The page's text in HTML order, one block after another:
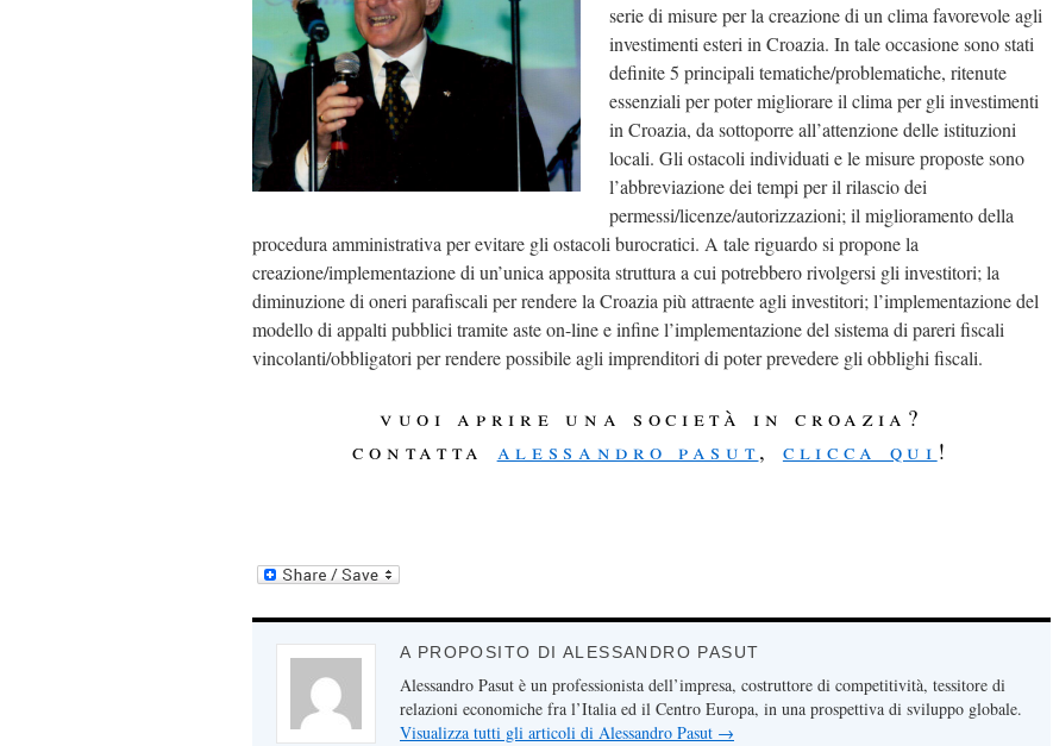
serie di misure per la creazione di un clima favorevole agli
investimenti esteri in Croazia. In tale occasione sono stati
definite 5 principali tematiche/problematiche, ritenute
essenziali per poter migliorare il clima per gli investimenti
in Croazia, da sottoporre all’attenzione delle istituzioni
locali. Gli ostacoli individuati e le misure proposte sono
l’abbreviazione dei tempi per il rilascio dei
permessi/licenze/autorizzazioni; il miglioramento della
procedura amministrativa per evitare gli ostacoli burocratici. A tale riguardo si propone la
creazione/implementazione di un’unica apposita struttura a cui potrebbero rivolgersi gli investitori; la
diminuzione di oneri parafiscali per rendere la Croazia più attraente agli investitori; l’implementazione del
modello di appalti pubblici tramite aste on-line e infine l’implementazione del sistema di pareri fiscali
vincolanti/obbligatori per rendere possibile agli imprenditori di poter prevedere gli obblighi fiscali.
vuoi aprire una società in croazia?
contatta alessandro pasut, clicca qui !
A PROPOSITO DI ALESSANDRO PASUT
Alessandro Pasut è un professionista dell’impresa, costruttore di competitività, tessitore di
relazioni economiche fra l’Italia ed il Centro Europa, in una prospettiva di sviluppo globale.
Visualizza tutti gli articoli di Alessandro Pasut →